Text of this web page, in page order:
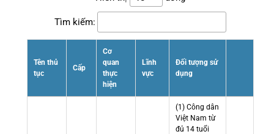
Tìm kiếm:
Tên thủ
tục
Cấp
Cơ
quan
thực
hiện
Lĩnh
vực
Đối tượng sử
dụng
(1) Công dân
Việt Nam từ
đủ 14 tuổi